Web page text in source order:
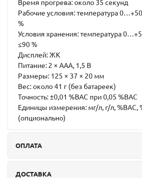
Время прогрева:около 35 секунд
Рабочие условия:температура
%
Условия хранения:температура
≤90 %
Дисплей:ЖК
Питание: 2 × AAA, 1,5 В
Размеры: 125 × 37 × 20 мм
Вес:около 41 г (без батареек)
Точность:±0,01 %BAC при 0,05 %BAC
Единицы измерения: мг/л, г/л,
(опционально)
ОПЛАТА
ДОСТАВКА